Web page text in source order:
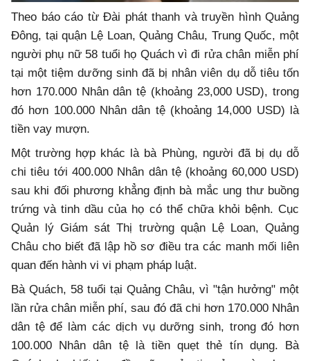
Theo báo cáo từ Đài phát thanh và truyền hình Quảng
Đông, tại quận Lệ Loan, Quảng Châu, Trung Quốc, một
người phụ nữ 58 tuổi họ Quách vì đi rửa chân miễn phí
tại một tiệm dưỡng sinh đã bị nhân viên dụ dỗ tiêu tốn
hơn 170.000 Nhân dân tệ (khoảng 23,000 USD), trong
đó hơn 100.000 Nhân dân tệ (khoảng 14,000 USD) là
tiền vay mượn.
Một trường hợp khác là bà Phùng, người đã bị dụ dỗ
chi tiêu tới 400.000 Nhân dân tệ (khoảng 60,000 USD)
sau khi đối phương khẳng định bà mắc ung thư buồng
trứng và tinh dầu của họ có thể chữa khỏi bệnh. Cục
Quản lý Giám sát Thị trường quận Lệ Loan, Quảng
Châu cho biết đã lập hồ sơ điều tra các manh mối liên
quan đến hành vi vi phạm pháp luật.
Bà Quách, 58 tuổi tại Quảng Châu, vì "tận hưởng" một
lần rửa chân miễn phí, sau đó đã chi hơn 170.000 Nhân
dân tệ để làm các dịch vụ dưỡng sinh, trong đó hơn
100.000 Nhân dân tệ là tiền quẹt thẻ tín dụng. Bà